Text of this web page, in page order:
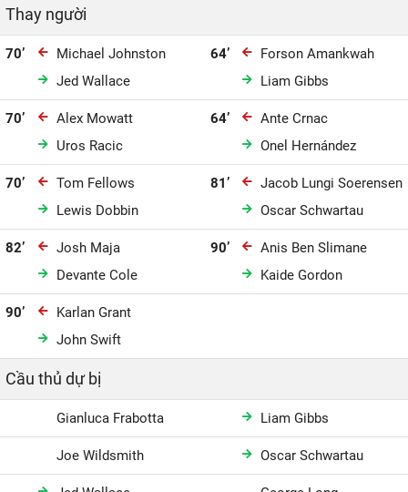
Thay người
70’
Michael Johnston
Jed Wallace
64’
Forson Amankwah
Liam Gibbs
70’
Alex Mowatt
Uros Racic
64’
Ante Crnac
Onel Hernández
70’
Tom Fellows
Lewis Dobbin
81’
Jacob Lungi Soerensen
Oscar Schwartau
82’
Josh Maja
Devante Cole
90’
Anis Ben Slimane
Kaide Gordon
90’
Karlan Grant
John Swift
Cầu thủ dự bị
Gianluca Frabotta Liam Gibbs
Joe Wildsmith Oscar Schwartau